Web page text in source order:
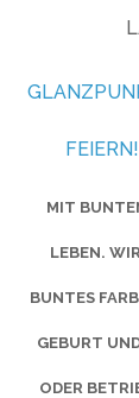
MIT
LEBEN.
BUNTES
GEBURT
ODER